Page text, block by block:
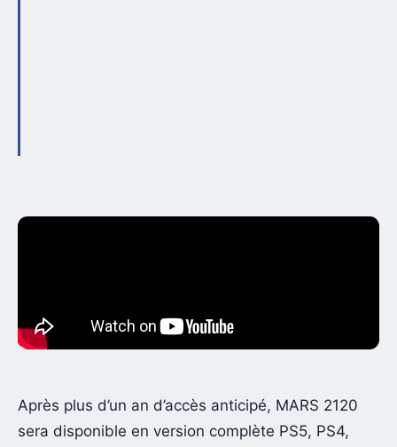
Après plus d’un an d’accès anticipé, MARS 2120
sera disponible en version complète PS5, PS4,